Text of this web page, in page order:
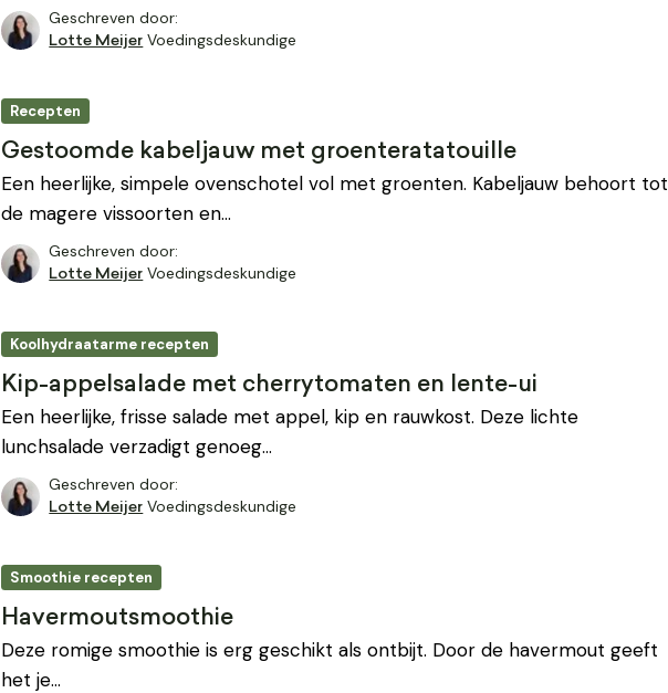
Geschreven door:
Lotte Meijer Voedingsdeskundige
Recepten
Gestoomde kabeljauw met groenteratatouille
Een heerlijke, simpele ovenschotel vol met groenten. Kabeljauw behoort tot
de magere vissoorten en…
Geschreven door:
Lotte Meijer Voedingsdeskundige
Koolhydraatarme recepten
Kip-appelsalade met cherrytomaten en lente-ui
Een heerlijke, frisse salade met appel, kip en rauwkost. Deze lichte
lunchsalade verzadigt genoeg…
Geschreven door:
Lotte Meijer Voedingsdeskundige
Smoothie recepten
Havermoutsmoothie
Deze romige smoothie is erg geschikt als ontbijt. Door de havermout geeft
het je…